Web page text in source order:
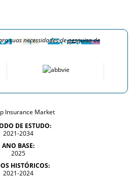
suas necessidades de pesquisa de
DE ESTUDO:
2021-2034
ANO BASE:
2025
HISTÓRICOS:
2021-2024